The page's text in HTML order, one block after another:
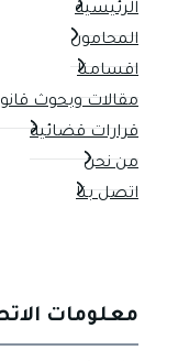
الرئيسية
المحامون
اقسامنا
مقالات وبحوث
قرارات قضائية
من نحن
اتصل بنا
معلومات